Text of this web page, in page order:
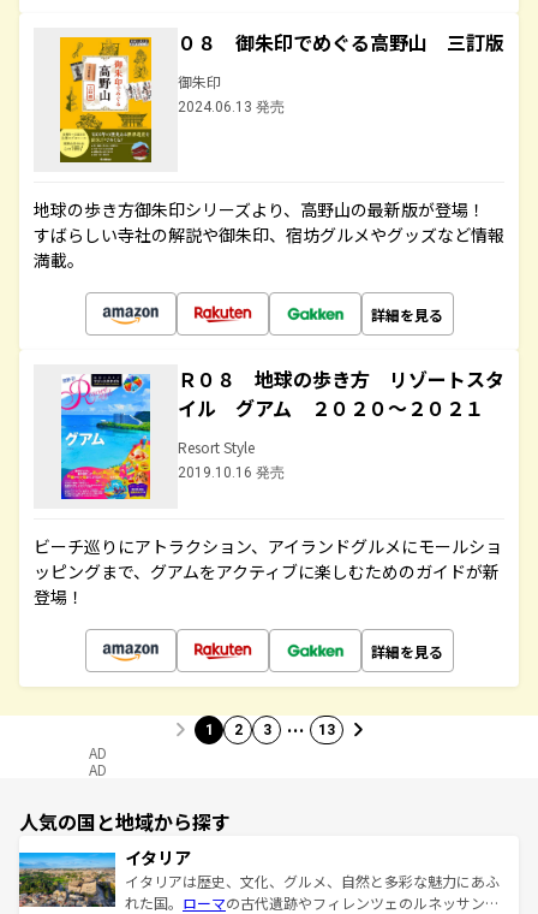
０８ 御朱印でめぐる高野山 三訂版
御朱印
2024.06.13 発売
地球の歩き方御朱印シリーズより、高野山の最新版が登場！
すばらしい寺社の解説や御朱印、宿坊グルメやグッズなど情報
満載。
詳細を見る
Ｒ０８ 地球の歩き方 リゾートスタ
イル グアム ２０２０～２０２１
Resort Style
2019.10.16 発売
ビーチ巡りにアトラクション、アイランドグルメにモールショ
ッピングまで、グアムをアクティブに楽しむためのガイドが新
登場！
詳細を見る
1 2 3 … 13
AD
AD
人気の国と地域から探す
イタリア
イタリアは歴史、文化、グルメ、自然と多彩な魅力にあふ
れた国。 ローマの古代遺跡やフィレンツェのルネッサンス